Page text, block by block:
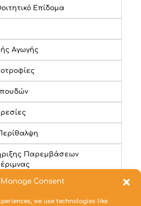
Manage Consent
we use technologies like
Επίδομα
Αγωγής
Παρεμβάσεων
Θεατρικό/Χορευτικό